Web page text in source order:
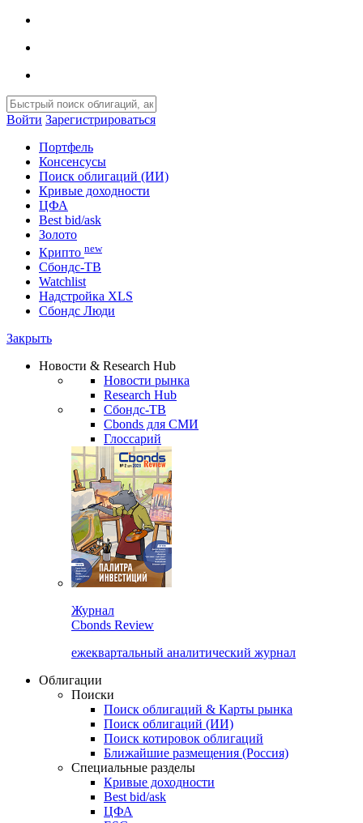
Войти Зарегистрироваться
Портфель
Консенсусы
Поиск облигаций (ИИ)
Кривые доходности
ЦФА
Best bid/ask
Золото
Крипто new
Сбондс-ТВ
Watchlist
Надстройка XLS
Сбондс Люди
Закрыть
Новости & Research Hub
Новости рынка
Research Hub
Сбондс-ТВ
Cbonds для СМИ
Глоссарий
Журнал
Cbonds Review
ежеквартальный аналитический журнал
Облигации
Поиски
Поиск облигаций & Карты рынка
Поиск облигаций (ИИ)
Поиск котировок облигаций
Ближайшие размещения (Россия)
Специальные разделы
Кривые доходности
Best bid/ask
ЦФА